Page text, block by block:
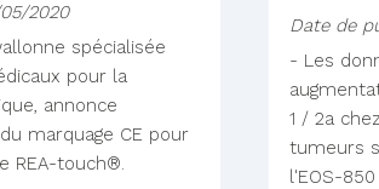
2020
spécialisée
pour la
annonce
marquage CE pour
REA-touch®.
Date de
- Les
1 / 2a
tumeurs
l'EOS-